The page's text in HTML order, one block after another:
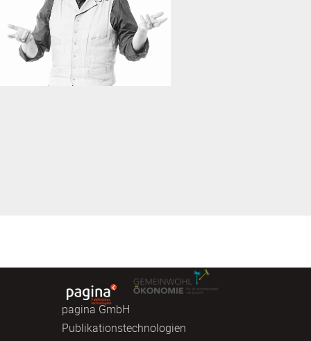
pagina GmbH
Publikationstechnologien